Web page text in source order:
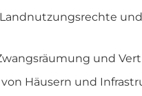
und
und
Häusern und